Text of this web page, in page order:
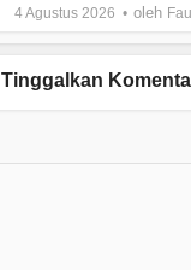
4 Agustus 2026 oleh
Tinggalkan